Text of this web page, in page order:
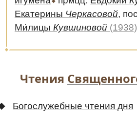
Екатерины Черкасовой,
Ми́лицы Кувшиновой (1938)
Чтения
Богослужебные чтения дня